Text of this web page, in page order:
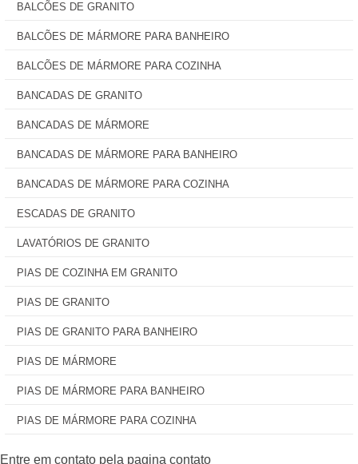
BALCÕES DE GRANITO
BALCÕES DE MÁRMORE PARA BANHEIRO
BALCÕES DE MÁRMORE PARA COZINHA
BANCADAS DE GRANITO
BANCADAS DE MÁRMORE
BANCADAS DE MÁRMORE PARA BANHEIRO
BANCADAS DE MÁRMORE PARA COZINHA
ESCADAS DE GRANITO
LAVATÓRIOS DE GRANITO
PIAS DE COZINHA EM GRANITO
PIAS DE GRANITO
PIAS DE GRANITO PARA BANHEIRO
PIAS DE MÁRMORE
PIAS DE MÁRMORE PARA BANHEIRO
PIAS DE MÁRMORE PARA COZINHA